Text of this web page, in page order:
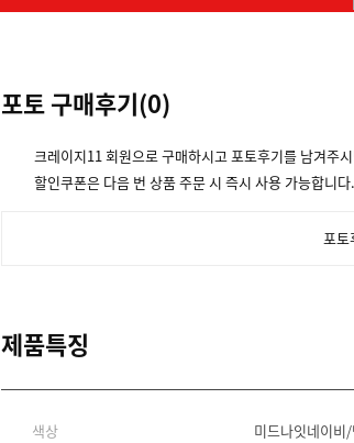
포토 구매후기(0)
크레이지11 회원으로 구매하시고 포토후기를 남겨주
할인쿠폰은 다음 번 상품 주문 시 즉시 사용 가능합니다.
포토
제품특징
색상
미드나잇네이비